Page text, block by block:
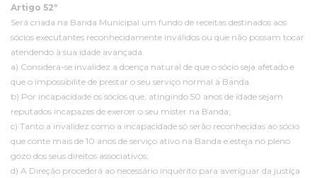
Artigo 52º
Será criada na Banda Municipal um fundo de receitas destinados aos
sócios executantes reconhecidamente inválidos ou que não possam tocar
atendendo à sua idade avançada.
a) Considera-se invalidez a doença natural de que o sócio seja afetado e
que o impossibilite de prestar o seu serviço normal à Banda.
b) Por incapacidade os sócios que, atingindo 50 anos de idade sejam
reputados incapazes de exercer o seu mister na Banda;
c) Tanto a invalidez como a incapacidade só serão reconhecidas ao sócio
que conte mais de 10 anos de serviço ativo na Banda e esteja no pleno
gozo dos seus direitos associativos;
d) A Direção procederá ao necessário inquérito para averiguar da justiça